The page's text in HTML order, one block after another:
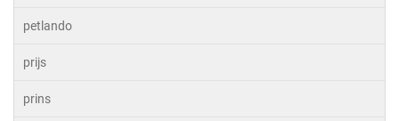
petlando
prijs
prins